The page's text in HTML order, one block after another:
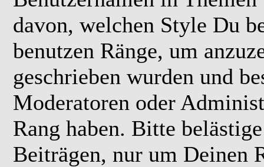
davon, welchen Style Du
benutzen Ränge, um
geschrieben wurden und
Moderatoren oder
Rang haben. Bitte
Beiträgen, nur um Deinen